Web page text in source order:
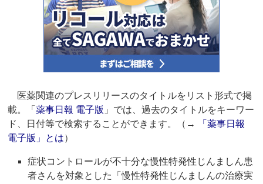
医薬関連のプレスリリースのタイトルをリスト形式で掲
載。「薬事日報 電子版 」では、過去のタイトルをキーワー
ド、日付等で検索することができます。（→
「薬事日報
電子版」とは）
症状コントロールが不十分な慢性特発性じんましん患
者さんを対象とした「慢性特発性じんましんの治療実